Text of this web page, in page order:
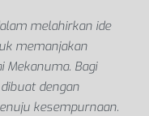
melahirkan ide
memanjakan
Mekanuma. Bagi
dengan
kesempurnaan.